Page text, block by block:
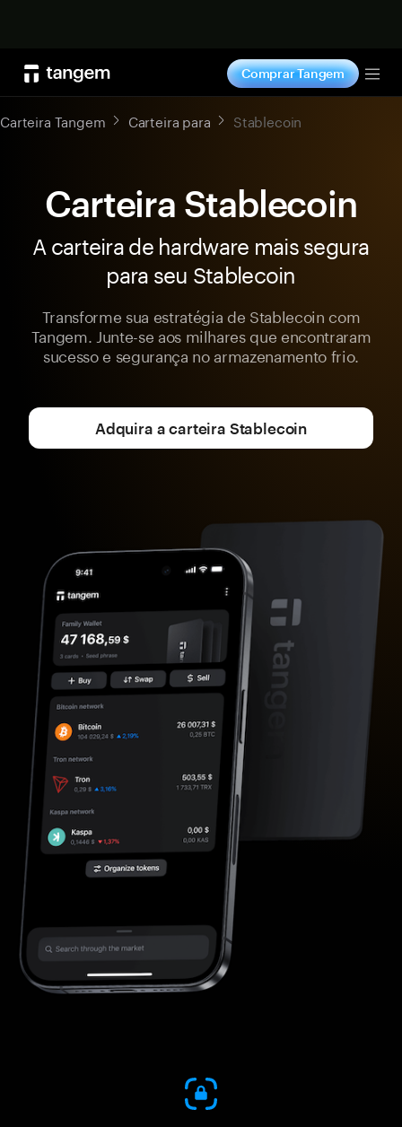
Comprar Tangem
Carteira Tangem Carteira para Stablecoin
Carteira Stablecoin
A carteira de hardware mais segura
para seu Stablecoin
Transforme sua estratégia de Stablecoin com
Tangem. Junte-se aos milhares que encontraram
sucesso e segurança no armazenamento frio.
Adquira a carteira Stablecoin